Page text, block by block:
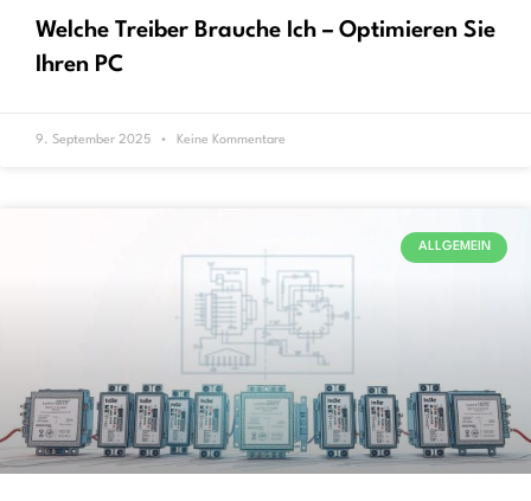
Welche Treiber Brauche Ich – Optimieren Sie
Ihren PC
9. September 2025 Keine Kommentare
ALLGEMEIN